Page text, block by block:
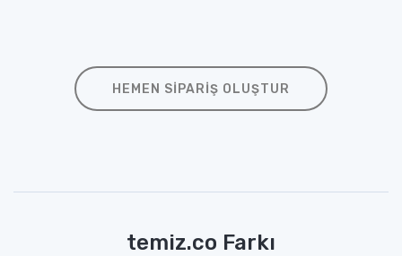
HEMEN SIPARIŞ OLUŞTUR
temiz.co Farkı